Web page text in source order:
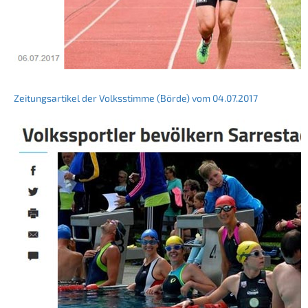
Zeitungsartikel der Volksstimme (Börde) vom 04.07.2017